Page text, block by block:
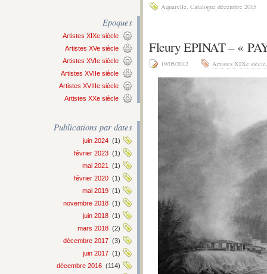
Epoques
Artistes XIXe siècle
Artistes XVe siècle
Artistes XVIe siècle
Artistes XVIIe siècle
Artistes XVIIIe siècle
Artistes XXe siècle
Publications par dates
juin 2024 (1)
février 2023 (1)
mai 2021
(1)
février 2020 (1)
mai 2019 (1)
novembre 2018 (1)
juin 2018 (1)
mars 2018 (2)
décembre 2017 (3)
juin 2017 (1)
décembre 2016 (114)
Aquarelle, Catalogue décembre 2015
Fleury EPINAT – «
19/05/2012 Artistes XIXe siècle